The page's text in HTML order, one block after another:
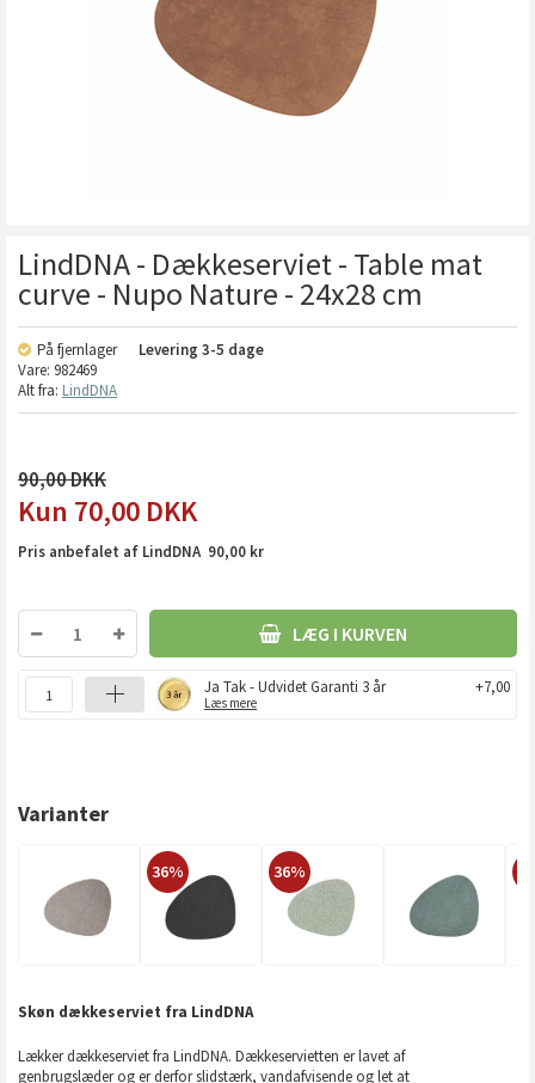
LindDNA - Dækkeserviet - Table mat
curve - Nupo Nature - 24x28 cm
På fjernlager Levering 3-5 dage
Vare: 982469
Alt fra: LindDNA
90,00
70,00 DKK
Pris anbefalet af LindDNA 90,00 kr
LÆG I KURVEN
Ja Tak - Udvidet Garanti 3 år
Læs mere
+7,00
Varianter
36% 36%
Skøn dækkeserviet fra LindDNA
Lækker dækkeserviet fra LindDNA. Dækkeservietten er lavet af
genbrugslæder og er derfor slidstærk, vandafvisende og let at